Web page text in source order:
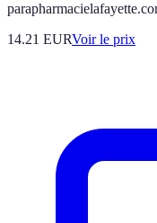
14.21 EURVoir le prix